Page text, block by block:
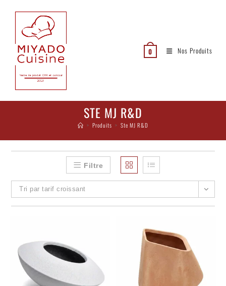
0 Nos Produits
STE MJ R&D
> Produits > Ste MJ R&D
Filtre
Tri par tarif croissant